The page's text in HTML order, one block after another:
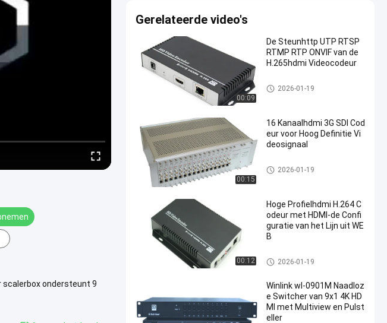
scalerbox ondersteunt 9
Gerelateerde video's
00:09
De Steunhttp UTP RTSP
RTMP RTP ONVIF van de
H.265hdmi Videocodeur
HDMI Multiviewer
2026-01-19
00:15
16 Kanaalhdmi 3G SDI Cod
eur voor Hoog Definitie Vi
deosignaal
HDMI Multiviewer
2026-01-19
00:12
Hoge Profielhdmi H.264 C
odeur met HDMI-de Confi
guratie van het Lijn uit WE
B
HDMI Multiviewer
2026-01-19
Winlink wl-0901M Naadloz
e Switcher van 9x1 4K HD
MI met Multiview en Pulst
eller